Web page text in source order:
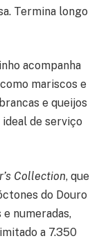
Termina longo
acompanha
mariscos e
e queijos
de serviço
Collection, que
do Douro
numeradas,
a 7.350